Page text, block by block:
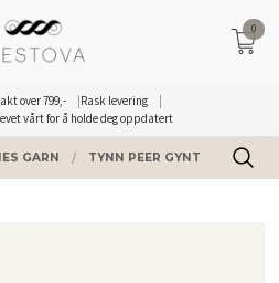
over 799,-
Rask levering
vårt for å holde deg oppdatert
0
GARN TYNN PEER GYNT